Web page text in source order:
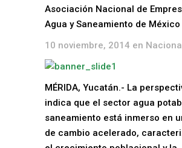
Asociación Nacional de
Agua y Saneamiento de México
10 noviembre, 2014 en
MÉRIDA, Yucatán.- La
indica que el sector agua
saneamiento está inmerso en
de cambio acelerado,